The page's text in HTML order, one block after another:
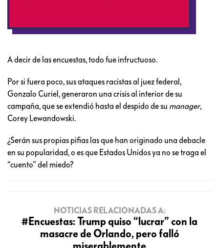
A decir de las encuestas, todo fue infructuoso.
Por si fuera poco, sus ataques racistas al juez federal,
Gonzalo Curiel, generaron una crisis al interior de su
campaña, que se extendió hasta el despido de su manager,
Corey Lewandowski.
¿Serán sus propias pifias las que han originado una debacle
en su popularidad, o es que Estados Unidos ya no se traga el
“cuento” del miedo?
NOTICIAS RELACIONADAS A:
#Encuestas: Trump quiso “lucrar” con la
masacre de Orlando, pero falló